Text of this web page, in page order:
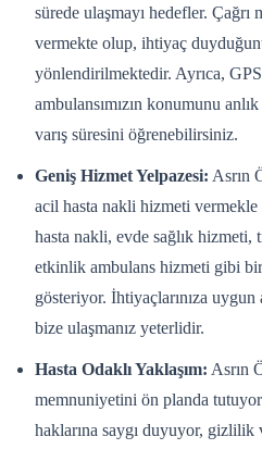
sürede ulaşmayı hedefler.
vermekte olup, ihtiyaç
yönlendirilmektedir. Ayrıca,
ambulansımızın konumunu
varış süresini öğrenebilirsiniz.
Geniş Hizmet Yelpazesi: Asrın
acil hasta nakli hizmeti vermekle
hasta nakli, evde sağlık hizmeti,
etkinlik ambulans hizmeti gibi
gösteriyor. İhtiyaçlarınıza
bize ulaşmanız yeterlidir.
Hasta Odaklı Yaklaşım: Asrın
memnuniyetini ön planda
haklarına saygı duyuyor,